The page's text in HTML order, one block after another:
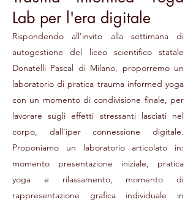
Lab per l'era digitale
Rispondendo all'invito alla settimana di
autogestione del liceo scientifico statale
Donatelli Pascal di Milano, proporremo un
laboratorio di pratica trauma informed yoga
con un momento di condivisione finale, per
lavorare sugli effetti stressanti lasciati nel
corpo, dall'iper connessione digitale.
Proponiamo un laboratorio articolato in:
momento presentazione iniziale, pratica
yoga e rilassamento, momento di
rappresentazione grafica individuale in